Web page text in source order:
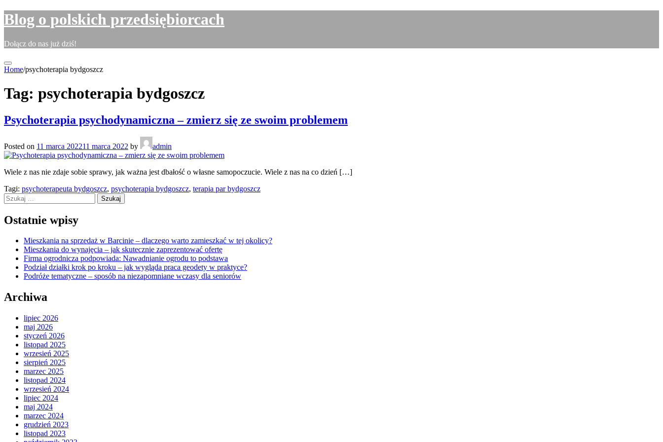
Skip
to
Blog o polskich przedsiębiorcach
Dołącz do nas już dziś!
Home/psychoterapia bydgoszcz
Tag: psychoterapia bydgoszcz
Psychoterapia psychodynamiczna – zmierz się ze swoim problemem
Posted on 11 marca 202211 marca 2022 by admin
Wiele z nas nie zdaje sobie sprawy, jak ważna jest dbałość o własne samopoczucie. Wiele z nas na co dzień […]
Tagi: psychoterapeuta bydgoszcz, psychoterapia bydgoszcz, terapia par bydgoszcz
Szukaj:
Ostatnie wpisy
Mieszkania na sprzedaż w Barcinie – dlaczego warto zamieszkać w tej okolicy?
Mieszkania do wynajęcia – jak skutecznie zaprezentować ofertę
Firma ogrodnicza podpowiada: Nawadnianie ogrodu to podstawa
Podział działki krok po kroku – jak wygląda praca geodety w praktyce?
Podróże tematyczne – sposób na niezapomniane wczasy dla seniorów
Archiwa
lipiec 2026
maj 2026
styczeń 2026
listopad 2025
wrzesień 2025
sierpień 2025
marzec 2025
listopad 2024
wrzesień 2024
lipiec 2024
maj 2024
marzec 2024
grudzień 2023
listopad 2023